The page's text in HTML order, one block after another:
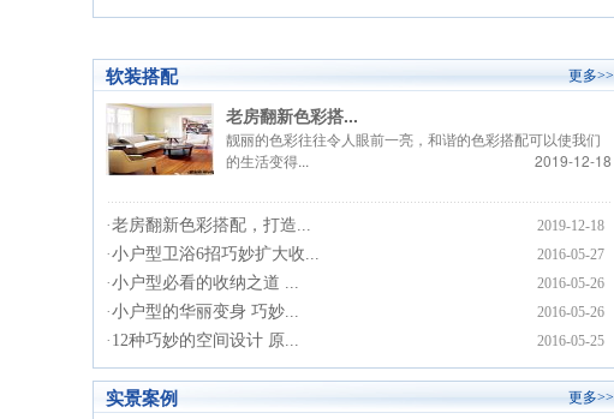
软装搭配 更多>>
老房翻新色彩搭...
靓丽的色彩往往令人眼前一亮，和谐的色彩搭配可以使我们
的生活变得...
2019-12-18
·老房翻新色彩搭配，打造... 2019-12-18
·小户型卫浴6招巧妙扩大收... 2016-05-27
·小户型必看的收纳之道 ... 2016-05-26
·小户型的华丽变身 巧妙... 2016-05-26
· 12种巧妙的空间设计 原... 2016-05-25
实景案例 更多>>